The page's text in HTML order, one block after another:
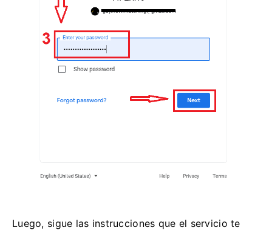
Luego, sigue las instrucciones que el servicio te